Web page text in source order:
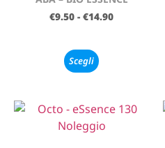
€9.50 - €14.90
Scegli